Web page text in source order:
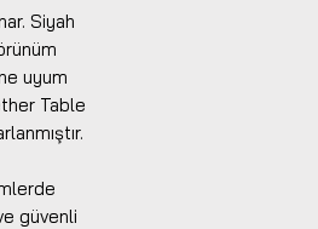
Siyah
uyum
Table
güvenli